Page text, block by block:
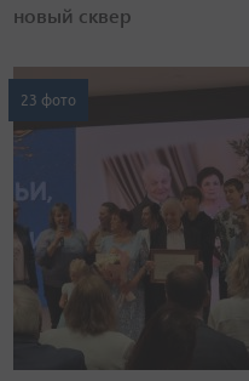
новый сквер
23 фото